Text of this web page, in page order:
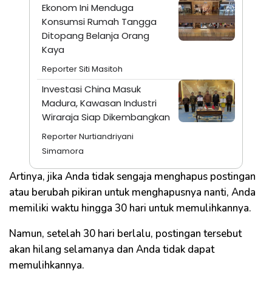
Ekonom Ini Menduga
Konsumsi Rumah Tangga
Ditopang Belanja Orang
Kaya
Reporter Siti Masitoh
Investasi China Masuk
Madura, Kawasan Industri
Wiraraja Siap Dikembangkan
Reporter Nurtiandriyani
Simamora
Artinya, jika Anda tidak sengaja menghapus postingan
atau berubah pikiran untuk menghapusnya nanti, Anda
memiliki waktu hingga 30 hari untuk memulihkannya.
Namun, setelah 30 hari berlalu, postingan tersebut
akan hilang selamanya dan Anda tidak dapat
memulihkannya.